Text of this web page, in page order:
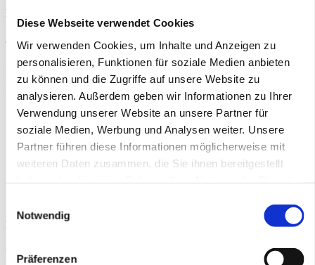
Diese Webseite verwendet Cookies
Wir verwenden Cookies, um Inhalte und Anzeigen zu
personalisieren, Funktionen für soziale Medien anbieten
zu können und die Zugriffe auf unsere Website zu
analysieren. Außerdem geben wir Informationen zu Ihrer
Verwendung unserer Website an unsere Partner für
soziale Medien, Werbung und Analysen weiter. Unsere
Partner führen diese Informationen möglicherweise mit
weiteren Daten zusammen, die Sie ihnen bereitgestellt
Notwendig
Präferenzen
hiervon unberührt. Eine diesbezügliche Haftung ist jedoch erst ab
dem Zeitpunkt der Kenntnis einer konkreten Rechtsverletzung
möglich. Bei Bekanntwerden von entsprechenden
Rechtsverletzungen werden wir diese Inhalte umgehend entfernen.
Konzept, Screendesign, Technische
Realisierung und Betreuung
PETER PAUL AND MARY
Werbeagentur GmbH & Co. KG